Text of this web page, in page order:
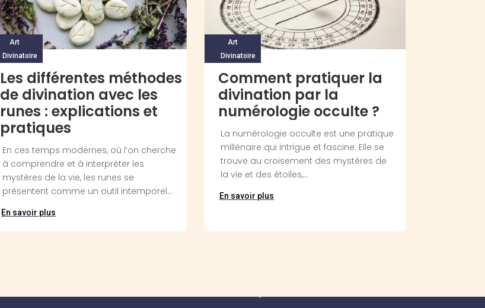
Art
Divinatoire
Les différentes méthodes
de divination avec les
runes : explications et
pratiques
En ces temps modernes, où l’on cherche
à comprendre et à interpréter les
mystères de la vie, les runes se
présentent comme un outil intemporel...
En savoir plus
Art
Divinatoire
Comment pratiquer la
divination par la
numérologie occulte ?
La numérologie occulte est une pratique
millénaire qui intrigue et fascine. Elle se
trouve au croisement des mystères de
la vie et des étoiles,...
En savoir plus